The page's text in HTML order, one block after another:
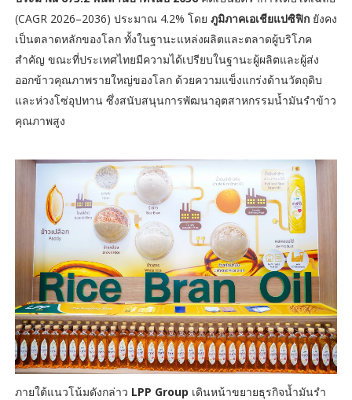
(CAGR 2026–2036) ประมาณ 4.2% โดย ภูมิภาคเอเชียแปซิฟิกยังคง
เป็นตลาดหลักของโลก ทั้งในฐานะแหล่งผลิตและตลาดผู้บริโภค
สำคัญ ขณะที่ประเทศไทยมีความได้เปรียบในฐานะผู้ผลิตและผู้ส่ง
ออกข้าวคุณภาพรายใหญ่ของโลก ด้วยความแข็งแกร่งด้านวัตถุดิบ
และห่วงโซ่อุปทาน ซึ่งสนับสนุนการพัฒนาอุตสาหกรรมน้ำมันรำข้าว
คุณภาพสูง
ภายใต้แนวโน้มดังกล่าว LPP Group เดินหน้าขยายธุรกิจน้ำมันรำ